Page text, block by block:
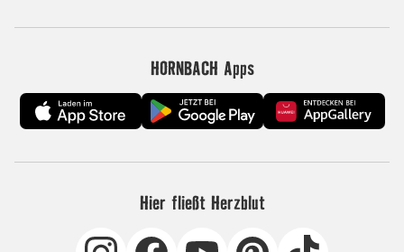
HORNBACH Apps
Hier fließt Herzblut